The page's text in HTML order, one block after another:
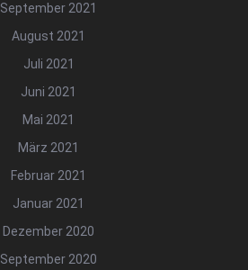
September 2021
August 2021
Juli 2021
Juni 2021
Mai 2021
März 2021
Februar 2021
Januar 2021
Dezember 2020
September 2020